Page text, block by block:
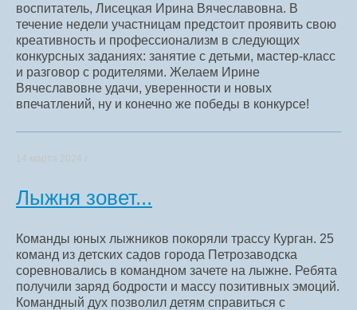
воспитатель, Лисецкая Ирина Вячеславовна. В
течение недели участницам предстоит проявить свою
креативность и профессионализм в следующих
конкурсных заданиях: занятие с детьми, мастер-класс
и разговор с родителями. Желаем Ирине
Вячеславовне удачи, уверенности и новых
впечатлений, ну и конечно же победы в конкурсе!
14 марта 2024 г.
Лыжня зовет...
Команды юных лыжников покоряли трассу Курган. 25
команд из детских садов города Петрозаводска
соревновались в командном зачете на лыжне. Ребята
получили заряд бодрости и массу позитивных эмоций.
Командный дух позволил детям справиться с